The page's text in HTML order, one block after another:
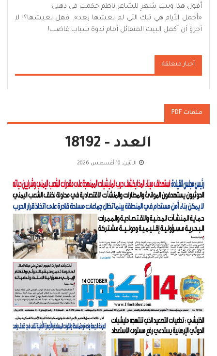
أقول هذا وبيت شعرٍ للشاعر ناظم حكمت في ذهني:
«أجمل الأيام هي تلك التي لم نعشها بعد». فهل نعيشها؟! لا
أجرؤ أن أكمل البيت المتفائل أمام ندوة شباب غاضب!
أخبار متعلقة
ملفات PDF
العدد - 18192
الاثنين, 10 أغسطس 2026